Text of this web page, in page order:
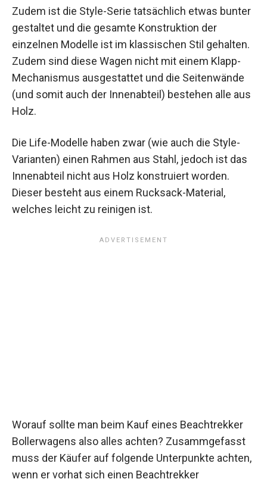
Zudem ist die Style-Serie tatsächlich etwas bunter
gestaltet und die gesamte Konstruktion der
einzelnen Modelle ist im klassischen Stil gehalten.
Zudem sind diese Wagen nicht mit einem Klapp-
Mechanismus ausgestattet und die Seitenwände
(und somit auch der Innenabteil) bestehen alle aus
Holz.
Die Life-Modelle haben zwar (wie auch die Style-
Varianten) einen Rahmen aus Stahl, jedoch ist das
Innenabteil nicht aus Holz konstruiert worden.
Dieser besteht aus einem Rucksack-Material,
welches leicht zu reinigen ist.
Worauf sollte man beim Kauf eines Beachtrekker
Bollerwagens also alles achten? Zusammgefasst
muss der Käufer auf folgende Unterpunkte achten,
wenn er vorhat sich einen Beachtrekker